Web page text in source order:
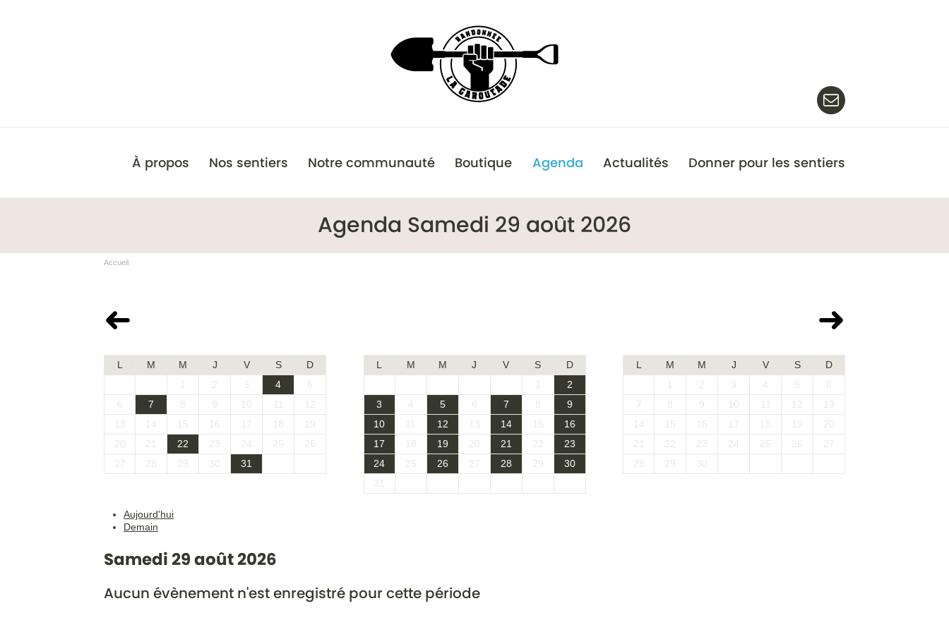
À propos Nos sentiers Notre communauté Boutique Agenda Actualités Donner pour les sentiers
Agenda Samedi 29 août 2026
Accueil
L M M J V S
D
1
2 3 4
5
6
7 8 9 10 11
12
13
14 15 16 17 18
19
20
21 22 23 24 25
26
27
28 29 30 31
L M M J V S
D
1
2
3
4 5 6 7 8
9
10
11 12 13 14 15
16
17
18 19 20 21 22
23
24
25 26 27 28 29
30
31
L M M J V S
D
1
2 3 4 5
6
7
8 9 10 11 12
13
14
15 16 17 18 19
20
21
22 23 24 25 26
27
28
29 30
Aujourd'hui
Demain
Samedi 29 août 2026
Aucun évènement n'est enregistré pour cette période